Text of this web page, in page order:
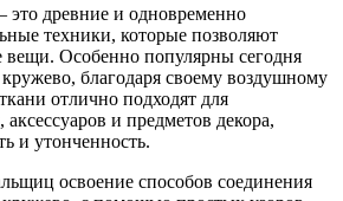
это древние и одновременно
техники, которые позволяют
вещи. Особенно популярны сегодня
благодаря своему воздушному
отлично подходят для
и предметов декора,
и утонченность.
освоение способов соединения